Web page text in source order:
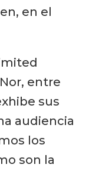
en el
entre
sus
audiencia
los
son la